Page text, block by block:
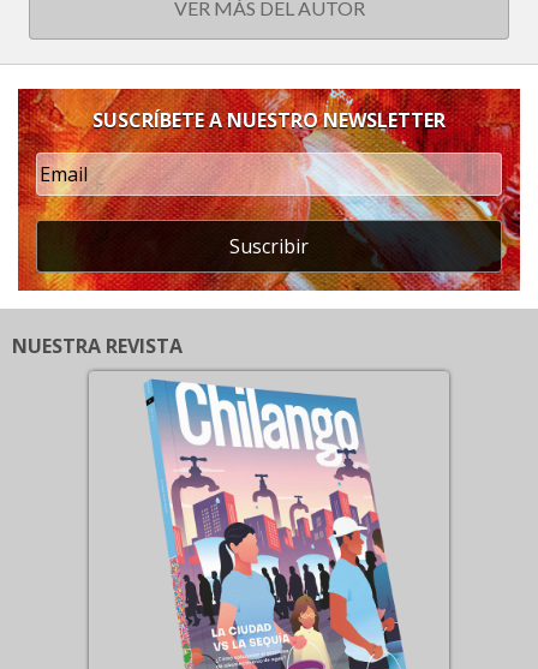
VER MÁS DEL AUTOR
SUSCRÍBETE A NUESTRO NEWSLETTER
Suscribir
NUESTRA REVISTA